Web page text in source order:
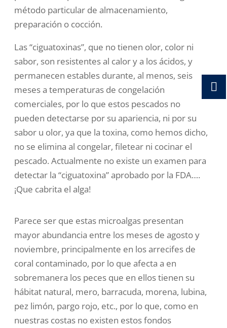
método particular de almacenamiento,
preparación o cocción.
Las “ciguatoxinas”, que no tienen olor, color ni
sabor, son resistentes al calor y a los ácidos, y
permanecen estables durante, al menos, seis
meses a temperaturas de congelación
comerciales, por lo que estos pescados no
pueden detectarse por su apariencia, ni por su
sabor u olor, ya que la toxina, como hemos dicho,
no se elimina al congelar, filetear ni cocinar el
pescado. Actualmente no existe un examen para
detectar la “ciguatoxina” aprobado por la FDA….
¡Que cabrita el alga!
Parece ser que estas microalgas presentan
mayor abundancia entre los meses de agosto y
noviembre, principalmente en los arrecifes de
coral contaminado, por lo que afecta a en
sobremanera los peces que en ellos tienen su
hábitat natural, mero, barracuda, morena, lubina,
pez limón, pargo rojo, etc., por lo que, como en
nuestras costas no existen estos fondos